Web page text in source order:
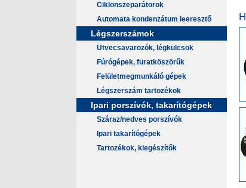
Ciklonszeparátorok
Automata kondenzátum leeresztő
Légszerszámok
Ütvecsavarozók, légkulcsok
Fúrógépek, furatköszörűk
Felületmegmunkáló gépek
Légszerszám tartozékok
Ipari porszívók, takarítógépek
Száraz/nedves porszívók
Ipari takarítógépek
Tartozékok, kiegészítők